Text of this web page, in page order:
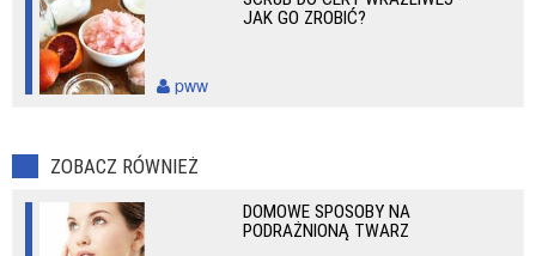
JAK GO ZROBIĆ?
pww
ZOBACZ RÓWNIEŻ
DOMOWE SPOSOBY NA
PODRAŻNIONĄ TWARZ